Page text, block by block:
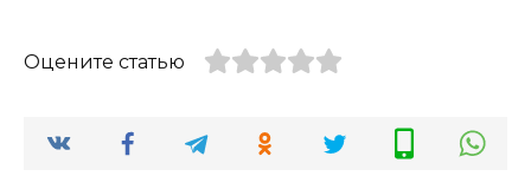
Оцените статью